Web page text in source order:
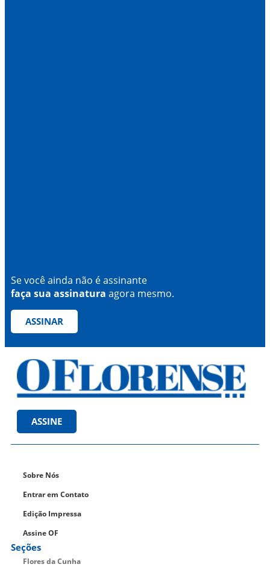
Se você ainda não é assinante
faça sua assinatura agora mesmo.
ASSINAR
ASSINE
Sobre Nós
Entrar em Contato
Edição Impressa
Assine OF
Seções
Flores da Cunha